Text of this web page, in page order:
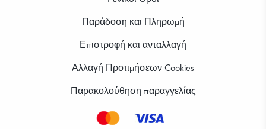
Παράδοση και Πληρωμή
Επιστροφή και ανταλλαγή
Αλλαγή Προτιμήσεων Cookies
Παρακολούθηση παραγγελίας